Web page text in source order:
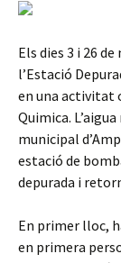
Els dies 3 i 26
l’Estació
en una activitat
Quimica.
municipal
estació de
depurada i
En primer lloc,
en primera